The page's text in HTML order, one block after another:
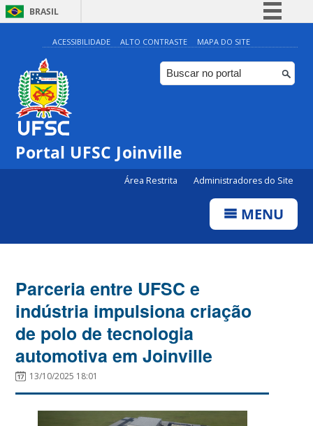
BRASIL
Simplifique!
Comunica BR
Participe
ACESSIBILIDADE ALTO CONTRASTE MAPA DO SITE
Portal UFSC Joinville
Área Restrita Administradores do Site
MENU
Parceria entre UFSC e
indústria impulsiona criação
de polo de tecnologia
automotiva em Joinville
13/10/2025 18:01